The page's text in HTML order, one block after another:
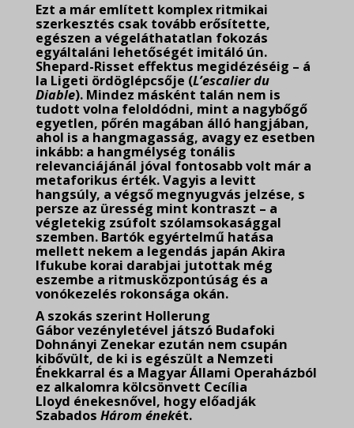
Ezt a már említett komplex ritmikai
szerkesztés csak tovább erősítette,
egészen a végeláthatatlan fokozás
egyáltaláni lehetőségét imitáló ún.
Shepard-Risset effektus megidézéséig – á
la Ligeti ördöglépcsője (L’escalier du
Diable). Mindez másként talán nem is
tudott volna feloldódni, mint a nagybőgő
egyetlen, pőrén magában álló hangjában,
ahol is a hangmagasság, avagy ez esetben
inkább: a hangmélység tonális
relevanciájánál jóval fontosabb volt már a
metaforikus érték. Vagyis a levitt
hangsúly, a végső megnyugvás jelzése, s
persze az üresség mint kontraszt – a
végletekig zsúfolt szólamsokasággal
szemben. Bartók egyértelmű hatása
mellett nekem a legendás japán Akira
Ifukube korai darabjai jutottak még
eszembe a ritmusközpontúság és a
vonókezelés rokonsága okán.
A szokás szerint Hollerung
Gábor vezényletével játszó Budafoki
Dohnányi Zenekar ezután nem csupán
kibővült, de ki is egészült a Nemzeti
Énekkarral és a Magyar Állami Operaházból
ez alkalomra kölcsönvett Cecília
Lloyd énekesnővel, hogy előadják
Szabados Három énekét.